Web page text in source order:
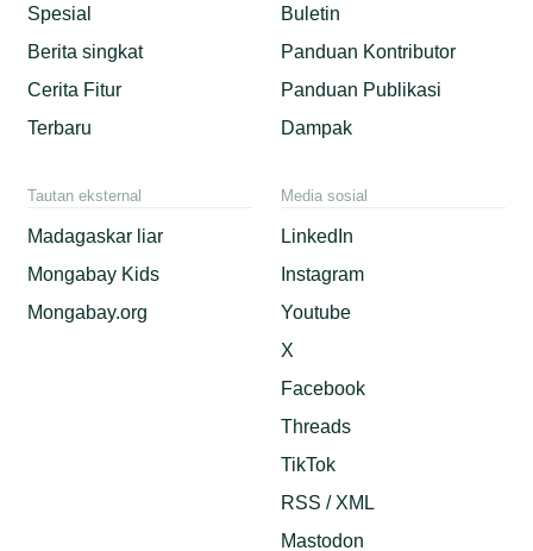
Spesial
Berita singkat
Cerita Fitur
Terbaru
Buletin
Panduan Kontributor
Panduan Publikasi
Dampak
Tautan eksternal
Madagaskar liar
Mongabay Kids
Mongabay.org
Media sosial
LinkedIn
Instagram
Youtube
X
Facebook
Threads
TikTok
RSS / XML
Mastodon